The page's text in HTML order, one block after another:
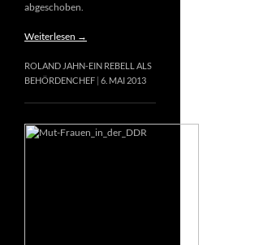
abgeschoben.
Weiterlesen →
ROLAND JAHN-EIN REBELL ALS
BEHÖRDENCHEF 6. MAI 2013